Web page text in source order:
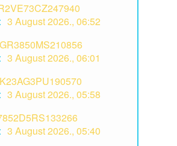
3 August 2026., 06:52
3 August 2026., 06:01
3 August 2026., 05:58
3 August 2026., 05:40